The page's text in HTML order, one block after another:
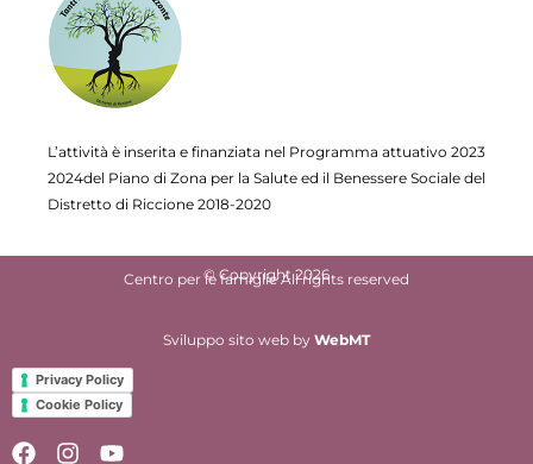
L’attività è inserita e finanziata nel Programma attuativo 2023
2024del Piano di Zona per la Salute ed il Benessere Sociale del
Distretto di Riccione 2018-2020
© Copyright 2026
Centro per le famiglie All rights reserved
Sviluppo sito web by WebMT
Privacy Policy
Cookie Policy